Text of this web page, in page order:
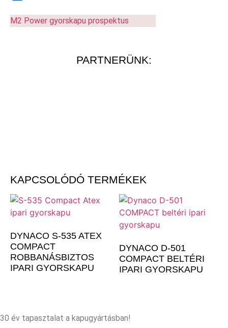
M2 Power gyorskapu prospektus
KAPCSOLÓDÓ TERMÉKEK
DYNACO S-535 ATEX
COMPACT
ROBBANÁSBIZTOS
IPARI GYORSKAPU
DYNACO D-501
COMPACT BELTÉRI
IPARI GYORSKAPU
PARTNERÜNK:
30 év tapasztalat a kapugyártásban!